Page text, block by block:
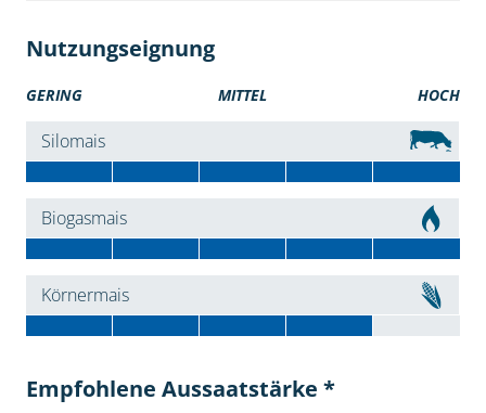
Nutzungseignung
GERING MITTEL HOCH
Silomais
Biogasmais
Körnermais
Empfohlene Aussaatstärke *